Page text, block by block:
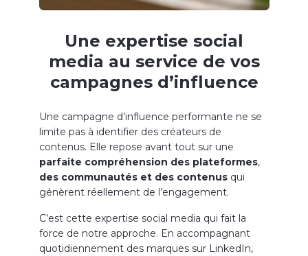
Une expertise social
media au service de vos
campagnes d’influence
Une campagne d’influence performante ne se
limite pas à identifier des créateurs de
contenus. Elle repose avant tout sur une
parfaite compréhension des plateformes,
des communautés et des contenusqui
génèrent réellement de l’engagement.
C’est cette expertise social media qui fait la
force de notre approche. En accompagnant
quotidiennement des marques sur LinkedIn,